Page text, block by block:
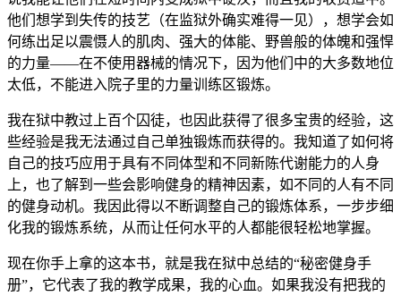
他们想学到失传的技艺（在监狱外确实难得一见），想学会如
何练出足以震慑人的肌肉、强大的体能、野兽般的体魄和强悍
的力量——在不使用器械的情况下，因为他们中的大多数地位
太低，不能进入院子里的力量训练区锻炼。
我在狱中教过上百个囚徒，也因此获得了很多宝贵的经验，这
些经验是我无法通过自己单独锻炼而获得的。我知道了如何将
自己的技巧应用于具有不同体型和不同新陈代谢能力的人身
上，也了解到一些会影响健身的精神因素，如不同的人有不同
的健身动机。我因此得以不断调整自己的锻炼体系，一步步细
化我的锻炼系统，从而让任何水平的人都能很轻松地掌握。
现在你手上拿的这本书，就是我在狱中总结的“秘密健身手
册”，它代表了我的教学成果，我的心血。如果我没有把我的